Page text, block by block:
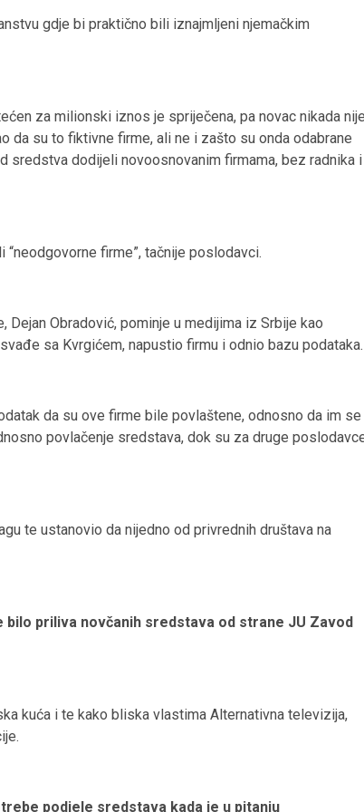
gdje bi praktično bili iznajmljeni njemačkim
za milionski iznos je spriječena, pa novac nikada
da su to fiktivne firme, ali ne i zašto su onda odabrane
sredstva dodijeli novoosnovanim firmama, bez radnika i
firme”, tačnije poslodavci.
Obradović, pominje u medijima iz Srbije kao
sa Kvrgićem, napustio firmu i odnio bazu podataka.
da su ove firme bile povlaštene, odnosno da im se
povlačenje sredstava, dok su za druge
te ustanovio da nijedno od privrednih društava na
priliva novčanih sredstava od strane JU Zavod
kuća i te kako bliska vlastima Alternativna televizija,
podjele sredstava kada je u pitanju